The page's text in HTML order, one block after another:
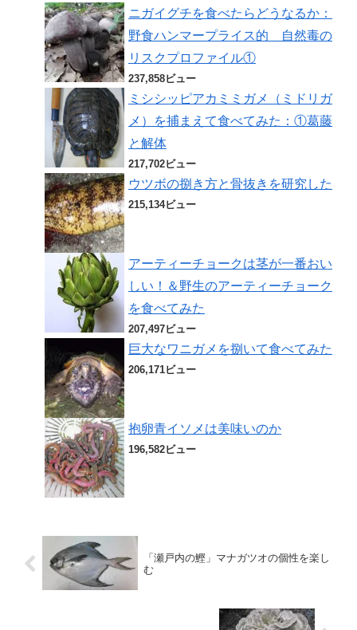
ニガイグチを食べたらどうなるか：
野食ハンマープライス的 自然毒の
リスクプロファイル①
237,858ビュー
ミシシッピアカミミガメ（ミドリガ
メ）を捕まえて食べてみた：①葛藤
と解体
217,702ビュー
ウツボの捌き方と骨抜きを研究した
215,134ビュー
アーティーチョークは茎が一番おい
しい！＆野生のアーティーチョーク
を食べてみた
207,497ビュー
巨大なワニガメを捌いて食べてみた
206,171ビュー
抱卵青イソメは美味いのか
196,582ビュー
「瀬戸内の鰹」マナガツオの個性を楽し
む